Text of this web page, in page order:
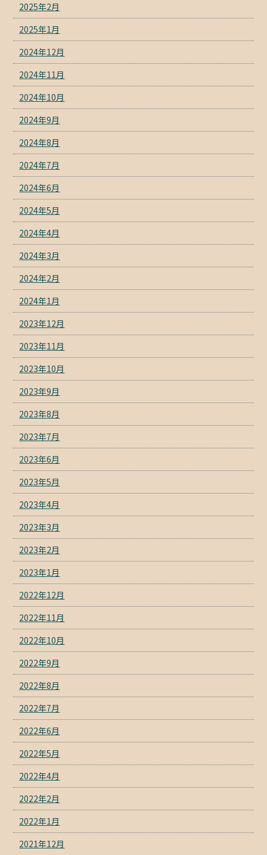
2025年2月
2025年1月
2024年12月
2024年11月
2024年10月
2024年9月
2024年8月
2024年7月
2024年6月
2024年5月
2024年4月
2024年3月
2024年2月
2024年1月
2023年12月
2023年11月
2023年10月
2023年9月
2023年8月
2023年7月
2023年6月
2023年5月
2023年4月
2023年3月
2023年2月
2023年1月
2022年12月
2022年11月
2022年10月
2022年9月
2022年8月
2022年7月
2022年6月
2022年5月
2022年4月
2022年2月
2022年1月
2021年12月